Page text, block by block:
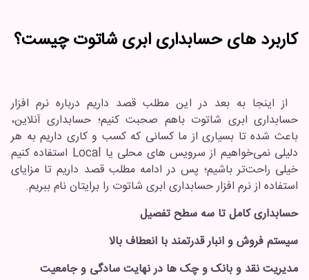
کاربرد های حسابداری ابری شاتوت چیست؟
از اینجا به بعد در این مطلب قصد داریم درباره نرم افزار
حسابداری ابری شاتوت باهم صحبت کنیم؛ حسابداری آنلاین،
باعث شده تا بسیاری از ما کسانی که کسب و کاری داریم به هر
دلیلی نمی‌خواهیم از سرویس های محلی یا Local استفاده کنیم
خیلی راحت‌تر باشیم؛ پس در ادامه مطلب قصد داریم تا مزایای
استفاده از نرم افزار حسابداری ابری شاتوت را برایتان نام ببریم.
حسابداری کامل تا سه سطح تفصیل
سیستم فروش و انبار قدرتمند با انعطاف بالا
مدیریت نقد و بانک و چک ها در نهایت سادگی و جامعیت